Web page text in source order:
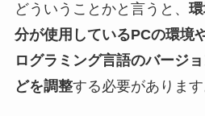
どういうことかと言うと、
分が使用しているPCの環境
ログラミング言語のバージ
どを調整する必要があります